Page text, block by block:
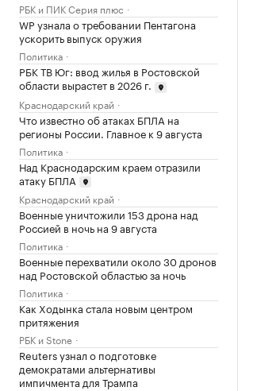
РБК и ПИК Серия плюс
WP узнала о требовании Пентагона
ускорить выпуск оружия
Политика
РБК ТВ Юг: ввод жилья в Ростовской
области вырастет в 2026 г.
Краснодарский край
Что известно об атаках БПЛА на
регионы России. Главное к 9 августа
Политика
Над Краснодарским краем отразили
атаку БПЛА
Краснодарский край
Военные уничтожили 153 дрона над
Россией в ночь на 9 августа
Политика
Военные перехватили около 30 дронов
над Ростовской областью за ночь
Политика
Как Ходынка стала новым центром
притяжения
РБК и Stone
Reuters узнал о подготовке
демократами альтернативы
импичмента для Трампа